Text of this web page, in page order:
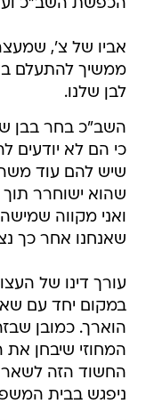
הכפשת השב"כ
אביו של צ',
ממשיך להתעלם
לבן שלנו.
השב"כ בחר בבן
כי הם לא יודעים
שיש להם עוד
שהוא ישוחרר תוך
ואני מקווה
שאנחנו אחר כך
עורך דינו של
במקום יחד עם
הוארך. כמובן
המחוזי שיבחן את
החשוד הזה לשאר
ניפגש בבית